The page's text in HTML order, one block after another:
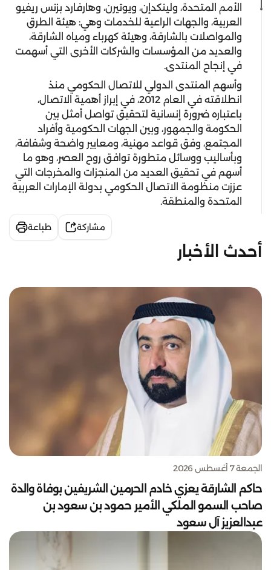
الأمم المتحدة، ولينكدإن، ويوتيرن، وهارفارد بزنس ريفيو
العربية، والجهات الراعية للخدمات وهي: هيئة الطرق
والمواصلات بالشارقة، وهيئة كهرباء ومياه الشارقة،
والعديد من المؤسسات والشركات الأخرى التي أسهمت
في إنجاح المنتدى.
وأسهم المنتدى الدولي للاتصال الحكومي منذ
انطلاقته في العام 2012، في إبراز أهمية الاتصال،
باعتباره ضرورة إنسانية لتحقيق تواصل أمثل بين
الحكومة والجمهور، وبين الجهات الحكومية وأفراد
المجتمع، وفق قواعد مهنية، ومعايير واضحة وشفافة،
وبأساليب ووسائل متطورة توافق روح العصر، وهو ما
أسهم في تحقيق العديد من المنجزات والمخرجات التي
عززت منظومة الاتصال الحكومي بدولة الإمارات العربية
المتحدة والمنطقة.
مشاركة طباعة
أحدث الأخبار
الجمعة 7 أغسطس 2026
حاكم الشارقة يعزي خادم الحرمين الشريفين بوفاة والدة
صاحب السمو الملكي الأمير حمود بن سعود بن
عبدالعزيز آل سعود